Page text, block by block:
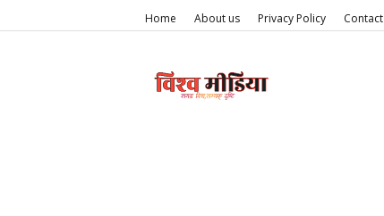
Home About us Privacy Policy Contact